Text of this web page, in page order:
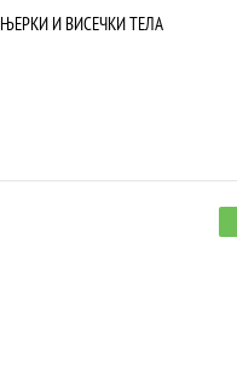
И ВИСЕЧКИ ТЕЛА